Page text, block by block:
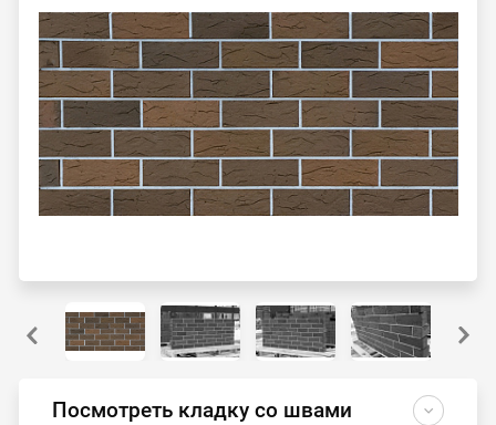
Посмотреть кладку со швами